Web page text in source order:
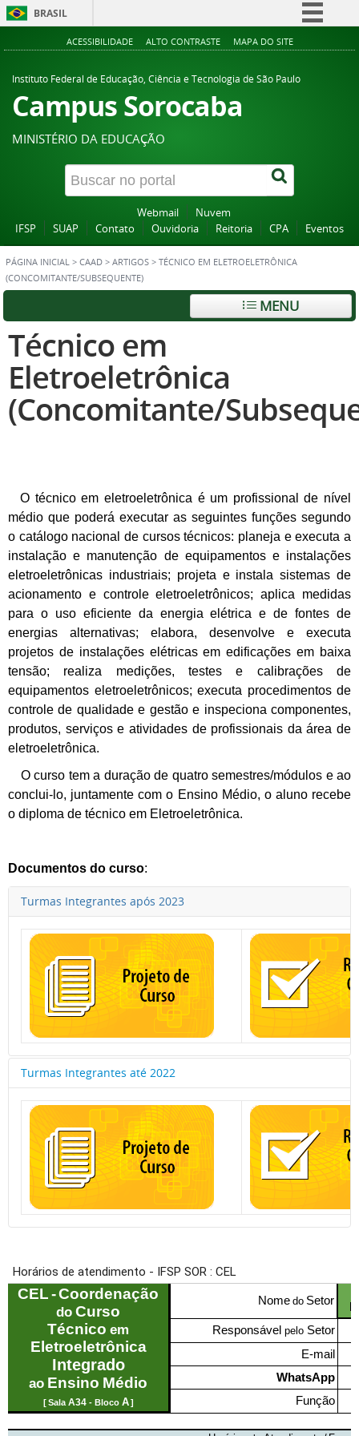
BRASIL
Simplifique!
Acesso à informação
Canais
ACESSIBILIDADE ALTO CONTRASTE MAPA DO SITE
Instituto Federal de Educação, Ciência e Tecnologia de São Paulo
Campus Sorocaba
MINISTÉRIO DA EDUCAÇÃO
Webmail
Nuvem
IFSP
SUAP Contato Ouvidoria Reitoria CPA Eventos
PÁGINA INICIAL > CAAD > ARTIGOS > TÉCNICO EM ELETROELETRÔNICA
(CONCOMITANTE/SUBSEQUENTE)
MENU
Técnico em
Eletroeletrônica
(Concomitante/
O técnico em eletroeletrônica é um profissional de nível
médio que poderá executar as seguintes funções segundo
o catálogo nacional de cursos técnicos: planeja e executa a
instalação e manutenção de equipamentos e instalações
eletroeletrônicas industriais; projeta e instala sistemas de
acionamento e controle eletroeletrônicos; aplica medidas
para o uso eficiente da energia elétrica e de fontes de
energias alternativas; elabora, desenvolve e executa
projetos de instalações elétricas em edificações em baixa
tensão; realiza medições, testes e calibrações de
equipamentos eletroeletrônicos; executa procedimentos de
controle de qualidade e gestão e inspeciona componentes,
produtos, serviços e atividades de profissionais da área de
eletroeletrônica.
O curso tem a duração de quatro semestres/módulos e ao
conclui-lo, juntamente com o Ensino Médio, o aluno recebe
o diploma de técnico em Eletroeletrônica.
Documentos do curso:
Turmas Integrantes após 2023
Turmas Integrantes até 2022